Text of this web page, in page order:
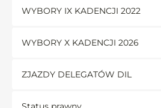
WYBORY IX KADENCJI 2022
WYBORY X KADENCJI 2026
ZJAZDY DELEGATÓW DIL